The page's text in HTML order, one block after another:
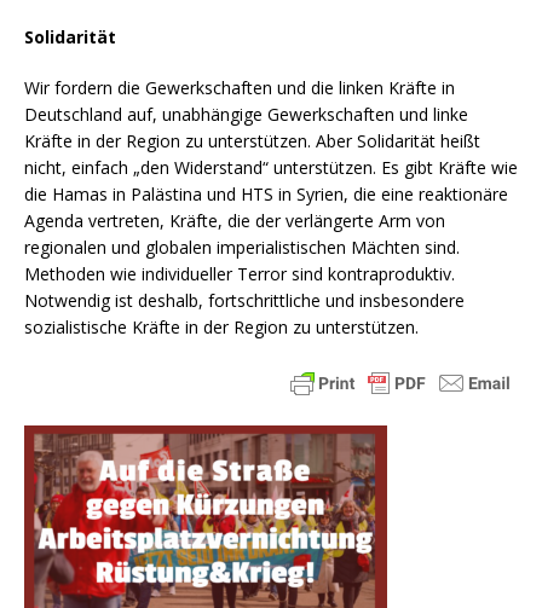
Solidarität
Wir fordern die Gewerkschaften und die linken Kräfte in
Deutschland auf, unabhängige Gewerkschaften und linke
Kräfte in der Region zu unterstützen. Aber Solidarität heißt
nicht, einfach „den Widerstand“ unterstützen. Es gibt Kräfte wie
die Hamas in Palästina und HTS in Syrien, die eine reaktionäre
Agenda vertreten, Kräfte, die der verlängerte Arm von
regionalen und globalen imperialistischen Mächten sind.
Methoden wie individueller Terror sind kontraproduktiv.
Notwendig ist deshalb, fortschrittliche und insbesondere
sozialistische Kräfte in der Region zu unterstützen.